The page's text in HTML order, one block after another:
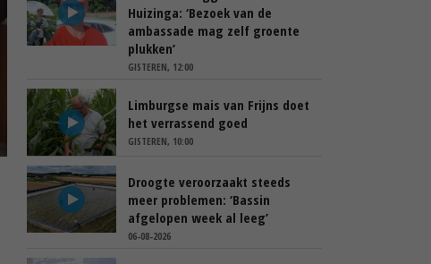
Huizinga: ‘Bezoek van de
ambassade mag zelf groente
plukken’
GISTEREN, 12:00
Limburgse mais van Frijns doet
het verrassend goed
GISTEREN, 10:00
Droogte veroorzaakt steeds
meer problemen: ‘Bassin
afgelopen week al leeg’
06-08-2026